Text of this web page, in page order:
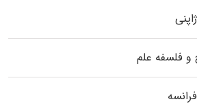
و فلسفه علم